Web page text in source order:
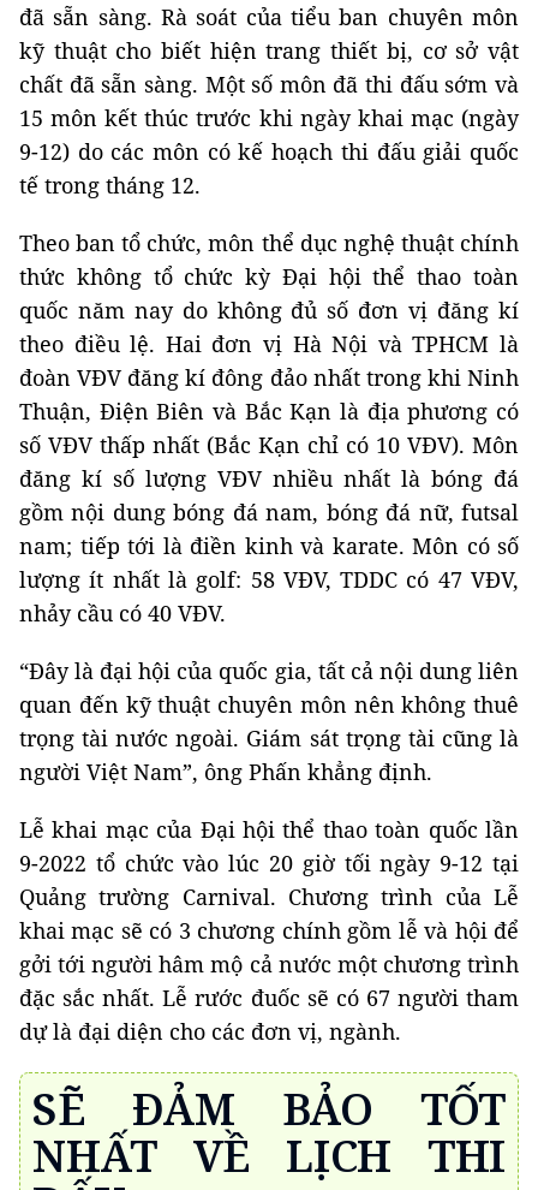
đã sẵn sàng. Rà soát của tiểu ban chuyên môn
kỹ thuật cho biết hiện trang thiết bị, cơ sở vật
chất đã sẵn sàng. Một số môn đã thi đấu sớm và
15 môn kết thúc trước khi ngày khai mạc (ngày
9-12) do các môn có kế hoạch thi đấu giải quốc
tế trong tháng 12.
Theo ban tổ chức, môn thể dục nghệ thuật chính
thức không tổ chức kỳ Đại hội thể thao toàn
quốc năm nay do không đủ số đơn vị đăng kí
theo điều lệ. Hai đơn vị Hà Nội và TPHCM là
đoàn VĐV đăng kí đông đảo nhất trong khi Ninh
Thuận, Điện Biên và Bắc Kạn là địa phương có
số VĐV thấp nhất (Bắc Kạn chỉ có 10 VĐV). Môn
đăng kí số lượng VĐV nhiều nhất là bóng đá
gồm nội dung bóng đá nam, bóng đá nữ, futsal
nam; tiếp tới là điền kinh và karate. Môn có số
lượng ít nhất là golf: 58 VĐV, TDDC có 47 VĐV,
nhảy cầu có 40 VĐV.
“Đây là đại hội của quốc gia, tất cả nội dung liên
quan đến kỹ thuật chuyên môn nên không thuê
trọng tài nước ngoài. Giám sát trọng tài cũng là
người Việt Nam”, ông Phấn khẳng định.
Lễ khai mạc của Đại hội thể thao toàn quốc lần
9-2022 tổ chức vào lúc 20 giờ tối ngày 9-12 tại
Quảng trường Carnival. Chương trình của Lễ
khai mạc sẽ có 3 chương chính gồm lễ và hội để
gởi tới người hâm mộ cả nước một chương trình
đặc sắc nhất. Lễ rước đuốc sẽ có 67 người tham
dự là đại diện cho các đơn vị, ngành.
SẼ ĐẢM BẢO TỐT
NHẤT VỀ LỊCH THI